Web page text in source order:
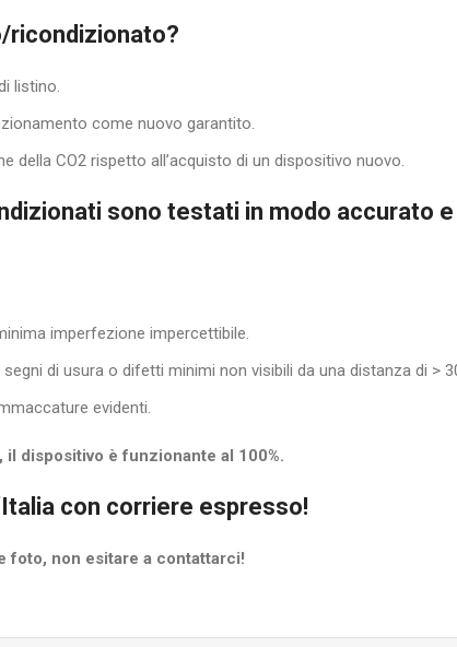
ricondizionato?
listino.
come nuovo garantito.
della CO2 rispetto all’acquisto di un dispositivo nuovo.
sono testati in modo accurato
imperfezione impercettibile.
di usura o difetti minimi non visibili da una distanza di >
evidenti.
dispositivo è funzionante al 100%.
con corriere espresso!
foto, non esitare a contattarci!